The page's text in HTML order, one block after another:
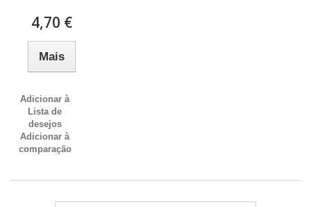
4,70 €
Mais
Adicionar à
Lista de
desejos
Adicionar à
comparação